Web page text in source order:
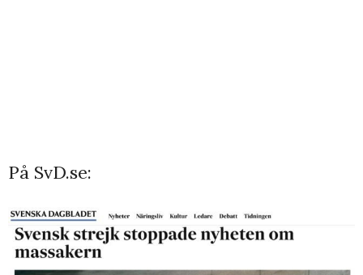
På SvD.se: